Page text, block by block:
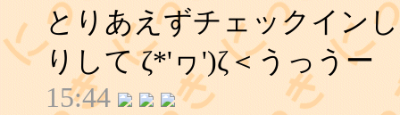
とりあえずチェックイン
りして ζ*'ヮ')ζ＜うっうー
15:44